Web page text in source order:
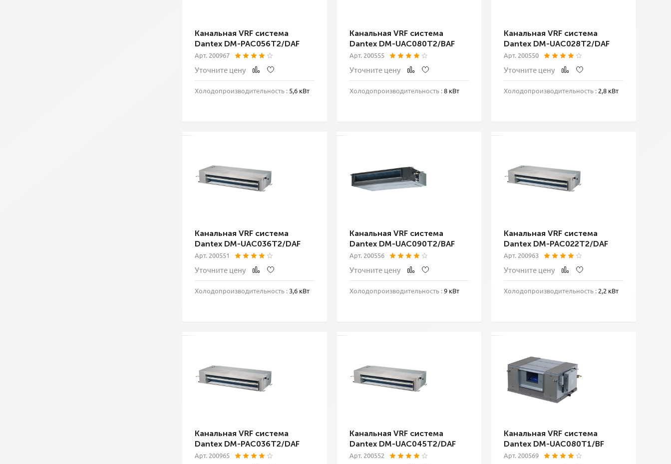
Канальная VRF система
Dantex DM-PAC056T2/DAF
Арт. 200967
Уточните цену
Холодопроизводительность : 5,6 кВт
Канальная VRF система
Dantex DM-UAC080T2/BAF
Арт. 200555
Уточните цену
Холодопроизводительность :8 кВт
Канальная VRF система
Dantex DM-UAC028T2/DAF
Арт. 200550
Уточните цену
Холодопроизводительность : 2,8 кВт
Канальная VRF система
Dantex DM-UAC036T2/DAF
Арт. 200551
Уточните цену
Холодопроизводительность : 3,6 кВт
Канальная VRF система
Dantex DM-UAC090T2/BAF
Арт. 200556
Уточните цену
Холодопроизводительность :9 кВт
Канальная VRF система
Dantex DM-PAC022T2/DAF
Арт. 200963
Уточните цену
Холодопроизводительность : 2,2 кВт
Канальная VRF система
Dantex DM-PAC036T2/DAF
Арт. 200965
Канальная VRF система
Dantex DM-UAC045T2/DAF
Арт. 200552
Канальная VRF система
Dantex DM-UAC080T1/BF
Арт. 200569